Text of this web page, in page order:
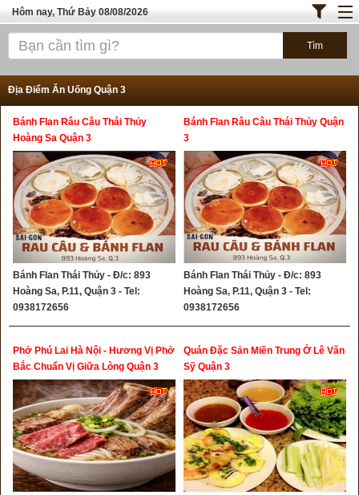
Hôm nay, Thứ Bảy 08/08/2026
Trang chủ
Cafe - Kem- Trà Sữa
Bánh - Đồ Ăn Vặt
Thực Phẩm Nông Hải Sản
ĐỊA ĐIỂM ĂN UỐNG HÀ NỘI
TOP QUÁN ĂN
Địa Điểm Ăn Uống Quận 3
Bánh Flan Râu Câu Thái Thủy
Hoàng Sa Quận 3
Bánh Flan Thái Thủy - Đ/c: 893
Hoàng Sa, P.11, Quận 3 - Tel:
0938172656
Bánh Flan Râu Câu Thái Thủy Quận
3
Bánh Flan Thái Thủy - Đ/c: 893
Hoàng Sa, P.11, Quận 3 - Tel:
0938172656
Phở Phú Lai Hà Nội - Hương Vị Phở
Bắc Chuẩn Vị Giữa Lòng Quận 3
Quán Đặc Sản Miền Trung Ở Lê Văn
Sỹ Quận 3